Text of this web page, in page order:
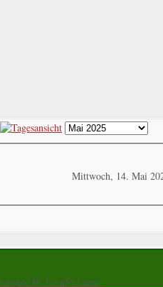
Mittwoch, 14. Mai
by LernVid.com